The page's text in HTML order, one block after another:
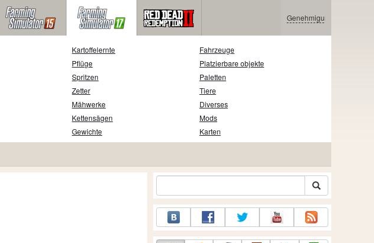
Genehmigung
Kartoffelernte
Pflüge
Spritzen
Zetter
Mähwerke
Kettensägen
Gewichte
Fahrzeuge
Platzierbare objekte
Paletten
Tiere
Diverses
Mods
Karten